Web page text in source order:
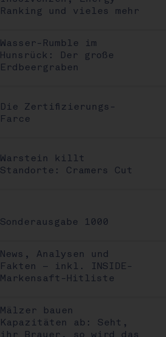
Ranking und vieles mehr
Wasser-Rumble im
Hunsrück: Der große
Erdbeergraben
Die Zertifizierungs-
Farce
Warstein killt
Standorte: Cramers Cut
Sonderausgabe 1000
News, Analysen und
Fakten – inkl. INSIDE-
Markensaft-Hitliste
Mälzer bauen
Kapazitäten ab: Seht,
ihr Brauer, so wird das